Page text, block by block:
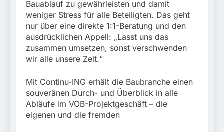
Bauablauf zu gewährleisten und damit
weniger Stress für alle Beteiligten. Das geht
nur über eine direkte 1:1-Beratung und den
ausdrücklichen Appell: „Lasst uns das
zusammen umsetzen, sonst verschwenden
wir alle unsere Zeit.“
Mit Continu-ING erhält die Baubranche einen
souveränen Durch- und Überblick in alle
Abläufe im VOB-Projektgeschäft – die
eigenen und die fremden